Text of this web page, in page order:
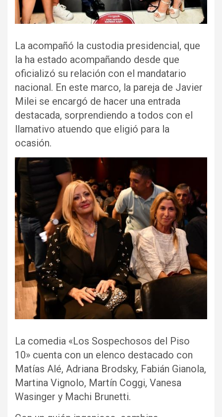
La acompañó la custodia presidencial, que
la ha estado acompañando desde que
oficializó su relación con el mandatario
nacional. En este marco, la pareja de Javier
Milei se encargó de hacer una entrada
destacada, sorprendiendo a todos con el
llamativo atuendo que eligió para la
ocasión.
La comedia «Los Sospechosos del Piso
10» cuenta con un elenco destacado con
Matías Alé, Adriana Brodsky, Fabián Gianola,
Martina Vignolo, Martín Coggi, Vanesa
Wasinger y Machi Brunetti.